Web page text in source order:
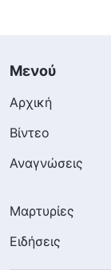
Μενού
Αρχική
Βίντεο
Αναγνώσεις
Μαρτυρίες
Ειδήσεις